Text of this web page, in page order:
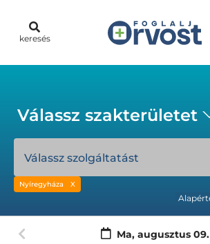
keresés
Válassz szakterületet
Válassz szolgáltatást
Nyíregyháza
Ma, augusztus 09.